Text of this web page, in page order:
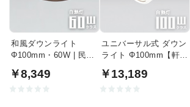
和風ダウンライト
Φ100mm・60W | 民芸
￥8,349
ユニバーサル式 ダウン
ライト Φ100mm【軒
￥13,189